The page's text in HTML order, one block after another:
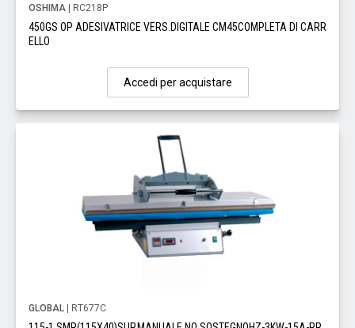
OSHIMA | RC218P
450GS OP ADESIVATRICE VERS.DIGITALE CM45COMPLETA DI CARR
ELLO
Accedi per acquistare
GLOBAL | RT677C